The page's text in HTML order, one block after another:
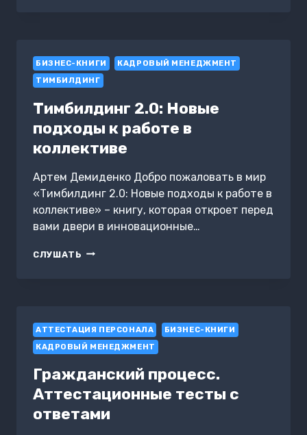
РЕСУРС
БИЗНЕС-КНИГИ
КАДРОВЫЙ МЕНЕДЖМЕНТ
ТИМБИЛДИНГ
Тимбилдинг 2.0: Новые
подходы к работе в
коллективе
Артем Демиденко Добро пожаловать в мир
«Тимбилдинг 2.0: Новые подходы к работе в
коллективе» – книгу, которая откроет перед
вами двери в инновационные…
СЛУШАТЬ ТИМБИЛДИНГ
В
КОЛЛЕКТИВЕ
АТТЕСТАЦИЯ ПЕРСОНАЛА
БИЗНЕС-КНИГИ
КАДРОВЫЙ МЕНЕДЖМЕНТ
Гражданский процесс.
Аттестационные тесты с
ответами